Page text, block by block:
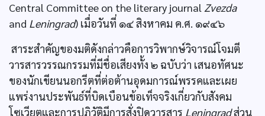
Central Committee on the literary journal Zvezda
and Leningrad) เมื่อวันที่ ๑๔ สิงหาคม ค.ศ. ๑๙๔๖
สาระสำคัญของมติดังกล่าวคือการวิพากษ์วิจารณ์โจมตี
วารสารวรรณกรรมที่มีชื่อเสียงทั้ง ๒ ฉบับว่า เสนอทัศนะ
ของนักเขียนนอกรีตที่ต่อต้านอุดมการณ์พรรคและเผย
แพร่งานประพันธ์ที่บิดเบือนข้อเท็จจริงเกี่ยวกับสังคม
โซเวียตและการปฏิวัติมีการสั่งปิดวารสาร Leningradส่วน